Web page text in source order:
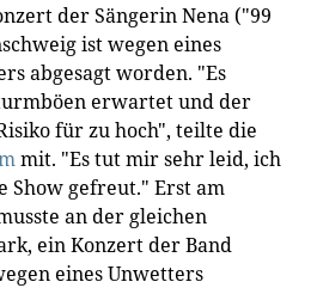
der Sängerin Nena ("99
ist wegen eines
abgesagt worden. "Es
erwartet und der
für zu hoch", teilte die
mit. "Es tut mir sehr leid, ich
Show gefreut." Erst am
an der gleichen
ein Konzert der Band
eines Unwetters